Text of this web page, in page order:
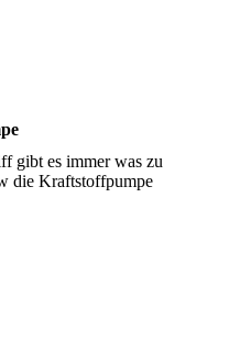
gibt es immer was zu
die Kraftstoffpumpe